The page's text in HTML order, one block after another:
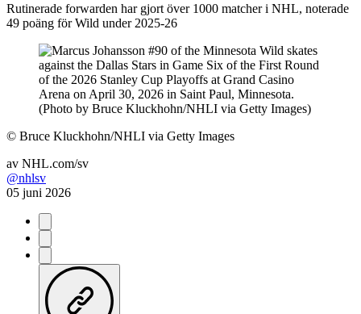
Rutinerade forwarden har gjort över 1000 matcher i NHL, noterade
49 poäng för Wild under 2025-26
© Bruce Kluckhohn/NHLI via Getty Images
av NHL.com/sv
@nhlsv
05 juni 2026